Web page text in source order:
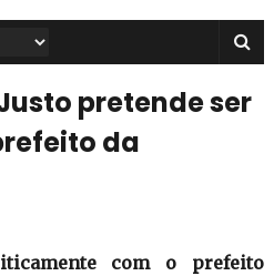
pretende ser
da
com o prefeito